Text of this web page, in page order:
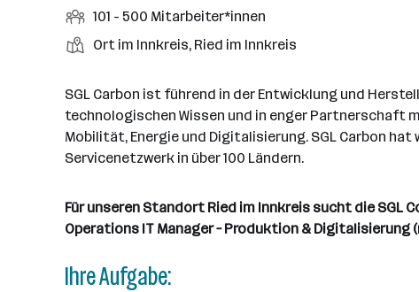
t
b
n
d
e
t
f
l
e
r
e
S
l
l
e
n
r
e
t
g
e
b
r
M
i
t
r
b
e
i
e
r
i
101 - 500 Mitarbeiter*innen
S
a
n
d
o
e
Ort im Innkreis, Ried im Innkreis
SGL Carbon ist führend in der Entwicklung und
technologischen Wissen und in enger Partnerschaft
Mobilität, Energie und Digitalisierung. SGL Carbon
Servicenetzwerk in über 100 Ländern.
Für unseren Standort Ried im Innkreis sucht die SGL
Operations IT Manager – Produktion & Digitalisierung
Ihre Aufgabe: